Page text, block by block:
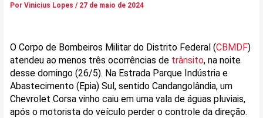
Por Vinicius Lopes / 27 de maio de 2024
O Corpo de Bombeiros Militar do Distrito Federal (CBMDF)
atendeu ao menos três ocorrências de trânsito, na noite
desse domingo (26/5). Na Estrada Parque Indústria e
Abastecimento (Epia) Sul, sentido Candangolândia, um
Chevrolet Corsa vinho caiu em uma vala de águas pluviais,
após o motorista do veículo perder o controle da direção.